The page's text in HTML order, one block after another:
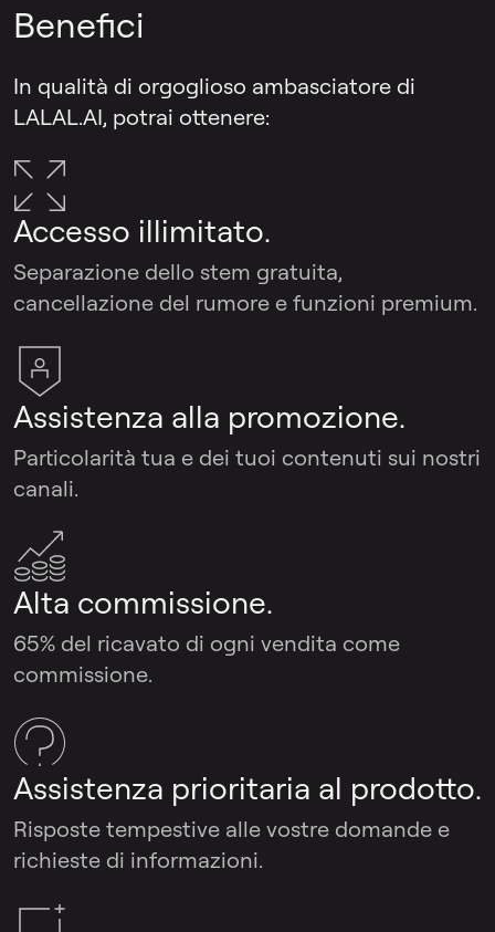
Benefici
In qualità di orgoglioso ambasciatore di
LALAL.AI, potrai ottenere:
Accesso illimitato.
Separazione dello stem gratuita,
cancellazione del rumore e funzioni premium.
Assistenza alla promozione.
Particolarità tua e dei tuoi contenuti sui nostri
canali.
Alta commissione.
65% del ricavato di ogni vendita come
commissione.
Assistenza prioritaria al prodotto.
Risposte tempestive alle vostre domande e
richieste di informazioni.